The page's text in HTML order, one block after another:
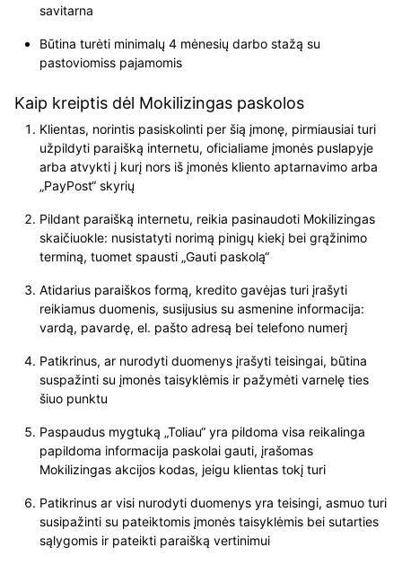
savitarna
Būtina turėti minimalų 4 mėnesių darbo stažą su
pastoviomiss pajamomis
Kaip kreiptis dėl Mokilizingas paskolos
Klientas, norintis pasiskolinti per šią įmonę, pirmiausiai turi
užpildyti paraišką internetu, oficialiame įmonės puslapyje
arba atvykti į kurį nors iš įmonės kliento aptarnavimo arba
„PayPost“ skyrių
Pildant paraišką internetu, reikia pasinaudoti Mokilizingas
skaičiuokle: nusistatyti norimą pinigų kiekį bei grąžinimo
terminą, tuomet spausti „Gauti paskolą“
Atidarius paraiškos formą, kredito gavėjas turi įrašyti
reikiamus duomenis, susijusius su asmenine informacija:
vardą, pavardę, el. pašto adresą bei telefono numerį
Patikrinus, ar nurodyti duomenys įrašyti teisingai, būtina
suspažinti su įmonės taisyklėmis ir pažymėti varnelę ties
šiuo punktu
Paspaudus mygtuką „Toliau“ yra pildoma visa reikalinga
papildoma informacija paskolai gauti, įrašomas
Mokilizingas akcijos kodas, jeigu klientas tokį turi
Patikrinus ar visi nurodyti duomenys yra teisingi, asmuo turi
susipažinti su pateiktomis įmonės taisyklėmis bei sutarties
sąlygomis ir pateikti paraišką vertinimui